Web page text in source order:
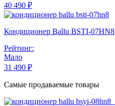
40 490 ₽
Кондиционер Ballu BSTI-07HN8
Рейтинг:
Мало
31 490 ₽
Самые продаваемые товары